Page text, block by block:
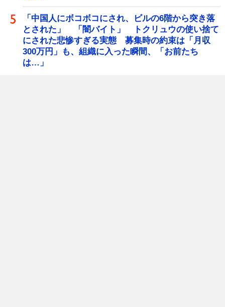
「中国人にボコボコにされ、ビルの6階から突き落
とされた」 「闇バイト」 トクリュウの使い捨て
にされた悲惨すぎる実態 募集時の約束は「月収
300万円」も、組織に入った瞬間、「お前たち
は…」